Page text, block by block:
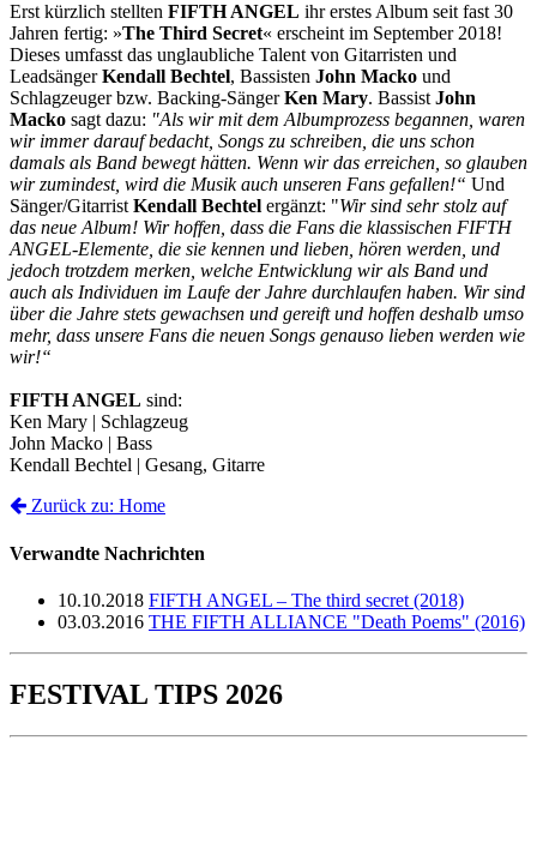
Erst kürzlich stellten FIFTH ANGEL ihr erstes Album seit fast 30
Jahren fertig: »The Third Secret« erscheint im September 2018!
Dieses umfasst das unglaubliche Talent von Gitarristen und
LeadsängerKendall Bechtel, Bassisten John Macko und
Schlagzeuger bzw. Backing-SängerKen Mary. BassistJohn
Macko sagt dazu: "Als wir mit dem Albumprozess begannen, waren
wir immer darauf bedacht, Songs zu schreiben, die uns schon
damals als Band bewegt hätten. Wenn wir das erreichen, so glauben
wir zumindest, wird die Musik auch unseren Fans gefallen!“ Und
Sänger/GitarristKendall Bechtel ergänzt: "Wir sind sehr stolz auf
das neue Album! Wir hoffen, dass die Fans die klassischen FIFTH
ANGEL-Elemente, die sie kennen und lieben, hören werden, und
jedoch trotzdem merken, welche Entwicklung wir als Band und
auch als Individuen im Laufe der Jahre durchlaufen haben. Wir sind
über die Jahre stets gewachsen und gereift und hoffen deshalb umso
mehr, dass unsere Fans die neuen Songs genauso lieben werden wie
wir!“
FIFTH ANGEL sind:
Ken Mary | Schlagzeug
John Macko | Bass
Kendall Bechtel | Gesang, Gitarre
Zurück zu: Home
Verwandte Nachrichten
10.10.2018 FIFTH ANGEL – The third secret (2018)
03.03.2016 THE FIFTH ALLIANCE "Death Poems" (2016)
FESTIVAL TIPS 2026